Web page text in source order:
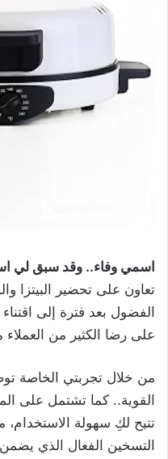
اسمي وفاء.. وقد سبق لي
تعاون على تحضير البيتزا
الفضول بعد فترة إلى
على رضا الكثير من
من خلال تجربتي الخاصة
القوية.. كما تشتمل على
تتيح لكِ سهولة الاستخدام،
التسخين الفعال الذي